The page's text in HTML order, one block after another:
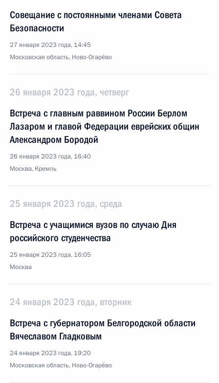
Совещание с постоянными членами Совета
Безопасности
27 января 2023 года, 14:45
Московская область, Ново-Огарёво
26 января 2023 года, четверг
Встреча с главным раввином России Берлом
Лазаром и главой Федерации еврейских общин
Александром Бородой
26 января 2023 года, 16:40
Москва, Кремль
25 января 2023 года, среда
Встреча с учащимися вузов по случаю Дня
российского студенчества
25 января 2023 года, 16:05
Москва
24 января 2023 года, вторник
Встреча с губернатором Белгородской области
Вячеславом Гладковым
24 января 2023 года, 19:20
Московская область, Ново-Огарёво